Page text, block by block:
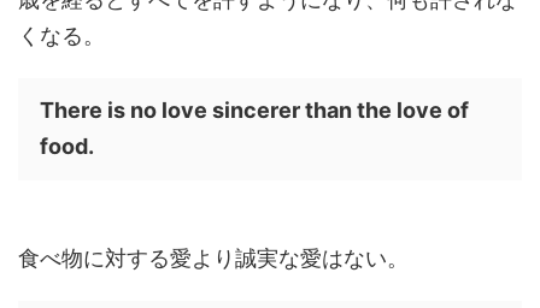
くなる。
There is no love sincerer than the love of
food.
食べ物に対する愛より誠実な愛はない。